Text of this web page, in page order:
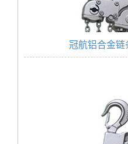
冠航铝合金链